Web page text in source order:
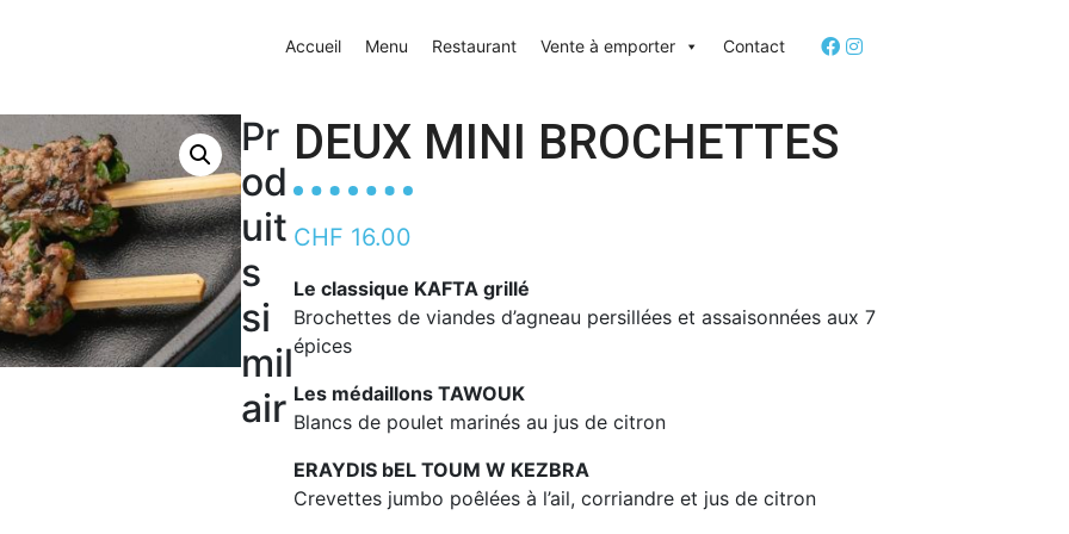
Accueil Menu Restaurant Vente à emporter Contact
DEUX MINI BROCHETTES
CHF 16.00
Le classique KAFTA grillé
Brochettes de viandes d’agneau persillées et assaisonnées aux 7
épices
Les médaillons TAWOUK
Blancs de poulet marinés au jus de citron
ERAYDIS bEL TOUM W KEZBRA
Crevettes jumbo poêlées à l’ail, corriandre et jus de citron
Pr
od
uit
s
si
mil
air